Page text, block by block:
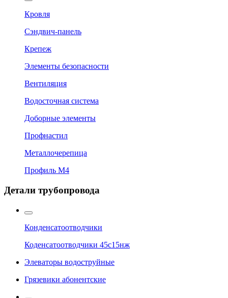
Кровля
Сэндвич-панель
Крепеж
Элементы безопасности
Вентиляция
Водосточная система
Доборные элементы
Профнастил
Металлочерепица
Профиль М4
Детали трубопровода
Конденсатоотводчики
Коденсатоотводчики 45с15нж
Элеваторы водоструйные
Грязевики абонентские